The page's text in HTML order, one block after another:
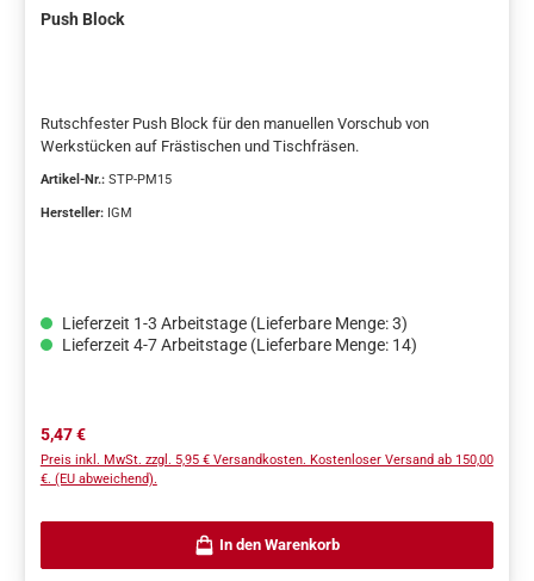
Push Block
Rutschfester Push Block für den manuellen Vorschub von
Werkstücken auf Frästischen und Tischfräsen.
Artikel-Nr.: STP-PM15
Hersteller: IGM
Lieferzeit 1-3 Arbeitstage (Lieferbare Menge: 3)
Lieferzeit 4-7 Arbeitstage (Lieferbare Menge: 14)
Regulärer Preis:
5,47 €
Preis inkl. MwSt. zzgl. 5,95 € Versandkosten. Kostenloser Versand ab 150,00
€. (EU abweichend).
In den Warenkorb